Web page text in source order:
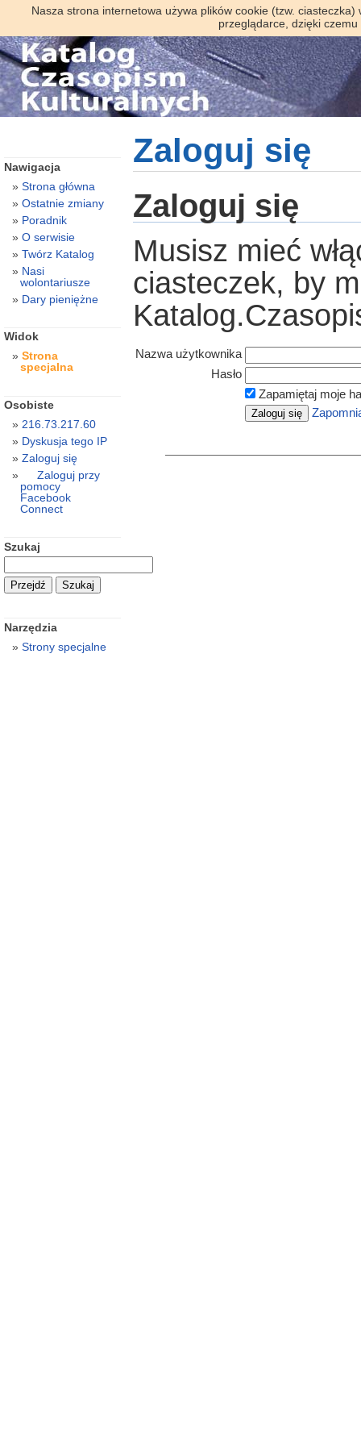
Nasza strona internetowa używa plików cookie (tzw.
przeglądarce, dzięki
Zaloguj się
Zaloguj się
Musisz mieć
ciasteczek, by
Nazwa użytkownika
Hasło
Zapamiętaj moje
Nawigacja
Strona główna
Ostatnie zmiany
Poradnik
O serwisie
Twórz Katalog
Nasi
wolontariusze
Dary pieniężne
Widok
Strona
specjalna
Osobiste
216.73.217.60
Dyskusja tego IP
Zaloguj się
Zaloguj przy
pomocy
Facebook
Connect
Szukaj
Narzędzia
Strony specjalne